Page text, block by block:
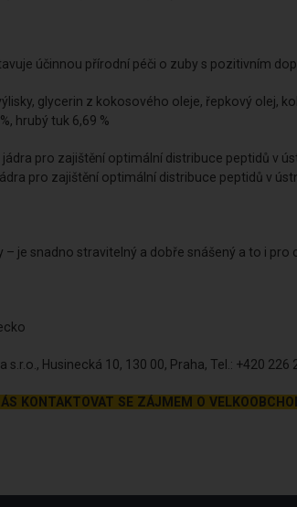
účinnou přírodní péči o zuby s pozitivním
glycerin z kokosového oleje, řepkový olej,
hrubý tuk 6,69 %
pro zajištění optimální distribuce peptidů v
zajištění optimální distribuce peptidů v
je snadno stravitelný a dobře snášený a to i
s.r.o., Husinecká 10, 130 00, Praha, Tel.: +420 226
KONTAKTOVAT SE ZÁJMEM O